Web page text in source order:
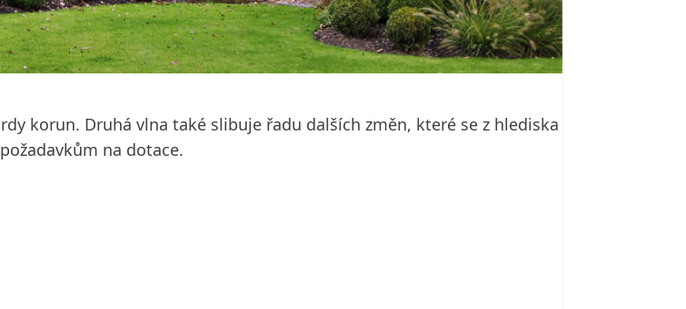
korun. Druhá vlna také slibuje řadu dalších změn, které se z hlediska
na dotace.